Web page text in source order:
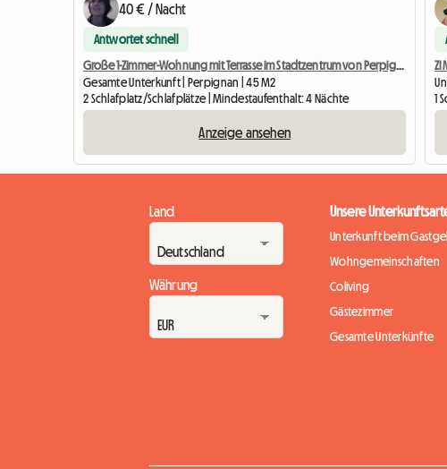
40 € / Nacht
Antwortet schnell
Große 1-Zimmer-Wohnung mit Terrasse im Stadtzentrum von Perpignan, komplett ausgestattet
Gesamte Unterkunft | Perpignan | 45 M2
2 Schlafplatz/Schlafplätze | Mindestaufenthalt: 4 Nächte
Anzeige ansehen
1
Land
Währung
Unsere
Unterkunft beim
Wohngemeinschaften
Coliving
Gästezimmer
Gesamte Unterkünfte